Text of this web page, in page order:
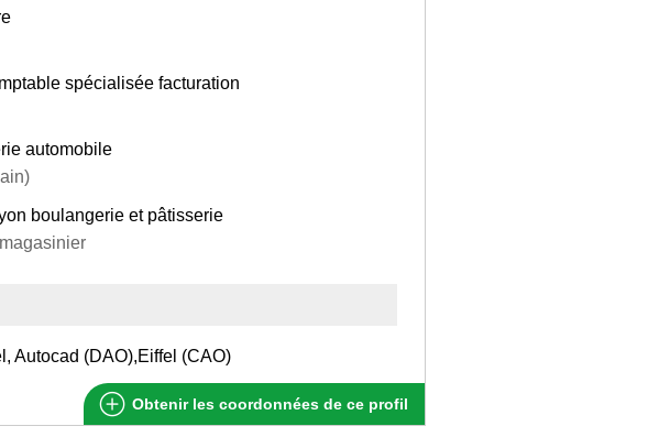
spécialisée facturation
automobile
boulangerie et pâtisserie
Autocad (DAO),Eiffel (CAO)
Obtenir les coordonnées de ce profil